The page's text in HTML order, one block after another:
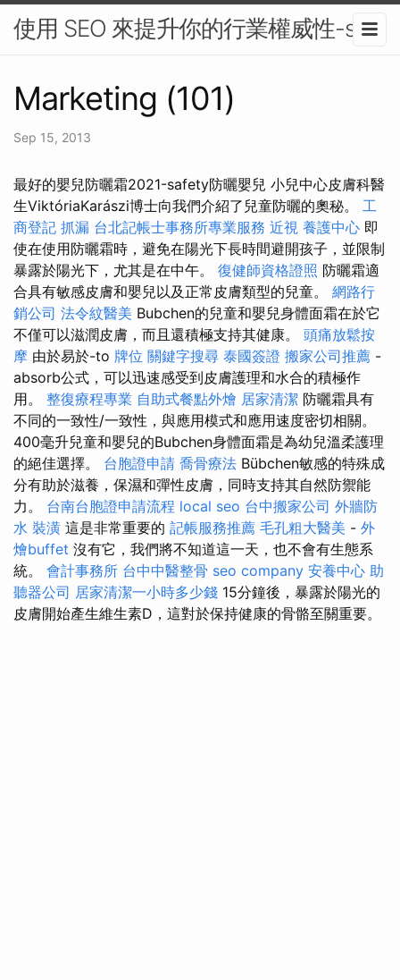
使用 SEO 來提升你的行業權威性-seo
Marketing (101)
Sep 15, 2013
最好的嬰兒防曬霜2021-safety防曬嬰兒 小兒中心皮膚科醫
生ViktóriaKarászi博士向我們介紹了兒童防曬的奧秘。 工
商登記 抓漏 台北記帳士事務所專業服務 近視 養護中心 即
使在使用防曬霜時，避免在陽光下長時間避開孩子，並限制
暴露於陽光下，尤其是在中午。 復健師資格證照 防曬霜適
合具有敏感皮膚和嬰兒以及正常皮膚類型的兒童。 網路行
銷公司 法令紋醫美 Bubchen的兒童和嬰兒身體面霜在於它
不僅可以滋潤皮膚，而且還積極支持其健康。 頭痛放鬆按
摩 由於易於-to 牌位 關鍵字搜尋 泰國簽證 搬家公司推薦 -
absorb公式，可以迅速感受到皮膚護理和水合的積極作
用。 整復療程專業 自助式餐點外燴 居家清潔 防曬霜具有
不同的一致性/一致性，與應用模式和應用速度密切相關。
400毫升兒童和嬰兒的Bubchen身體面霜是為幼兒溫柔護理
的絕佳選擇。 台胞證申請 喬骨療法 Bübchen敏感的特殊成
分有助於滋養，保濕和彈性皮膚，同時支持其自然防禦能
力。 台南台胞證申請流程 local seo 台中搬家公司 外牆防
水 裝潢 這是非常重要的 記帳服務推薦 毛孔粗大醫美 - 外
燴buffet 沒有它，我們將不知道這一天，也不會有生態系
統。 會計事務所 台中中醫整骨 seo company 安養中心 助
聽器公司 居家清潔一小時多少錢 15分鐘後，暴露於陽光的
皮膚開始產生維生素D，這對於保持健康的骨骼至關重要。